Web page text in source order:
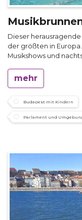
Dieser
der größten in
Musikshows und
mehr
Budapest mit Kindern
Parlament und